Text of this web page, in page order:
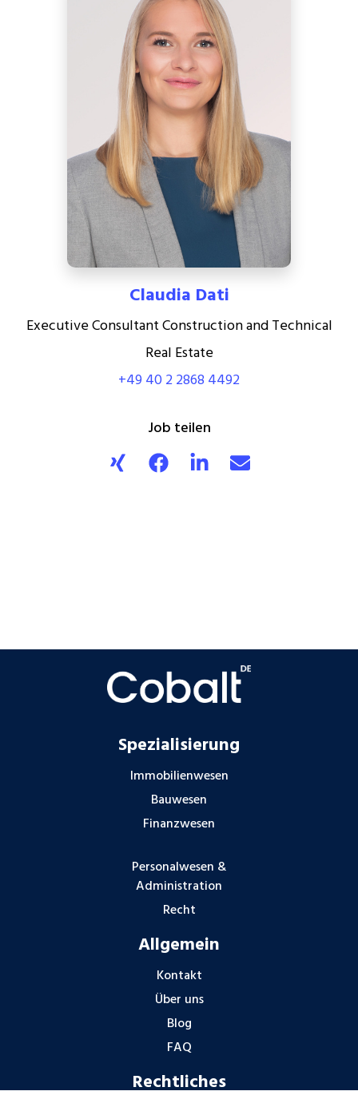
Claudia Dati
Executive Consultant Construction and Technical
Real Estate
+49 40 2 2868 4492
Job teilen
Spezialisierung
Immobilienwesen
Bauwesen
Finanzwesen
Personalwesen &
Administration
Recht
Allgemein
Kontakt
Über uns
Blog
FAQ
Rechtliches